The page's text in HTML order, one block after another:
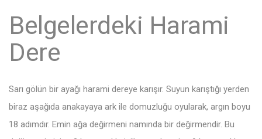
Belgelerdeki Harami
Dere
Sarı gölün bir ayağı harami dereye karışır. Suyun karıştığı yerden
biraz aşağıda anakayaya ark ile domuzluğu oyularak, argın boyu
18 adımdır. Emin ağa değirmeni namında bir değirmendir. Bu